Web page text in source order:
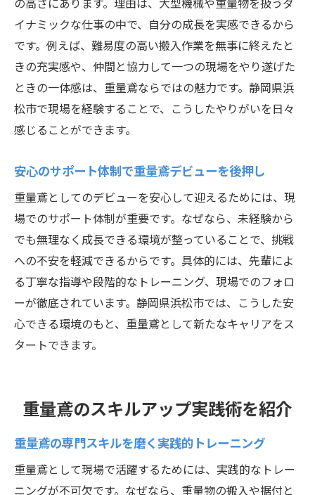
イナミックな仕事の中で、自分の成長を実感できるから
です。例えば、難易度の高い搬入作業を無事に終えたと
きの充実感や、仲間と協力して一つの現場をやり遂げた
ときの一体感は、重量鳶ならではの魅力です。静岡県浜
松市で現場を経験することで、こうしたやりがいを日々
感じることができます。
安心のサポート体制で重量鳶デビューを後押し
重量鳶としてのデビューを安心して迎えるためには、現
場でのサポート体制が重要です。なぜなら、未経験から
でも無理なく成長できる環境が整っていることで、挑戦
への不安を軽減できるからです。具体的には、先輩によ
る丁寧な指導や段階的なトレーニング、現場でのフォロ
ーが徹底されています。静岡県浜松市では、こうした安
心できる環境のもと、重量鳶として新たなキャリアをス
タートできます。
重量鳶のスキルアップ実践術を紹介
重量鳶の専門スキルを磨く実践的トレーニング
重量鳶として現場で活躍するためには、実践的なトレー
ニングが不可欠です。なぜなら、重量物の搬入や据付と